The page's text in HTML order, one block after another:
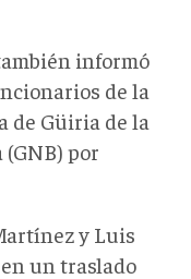
informó
de la
de Güiria de la
por
y Luis
un traslado